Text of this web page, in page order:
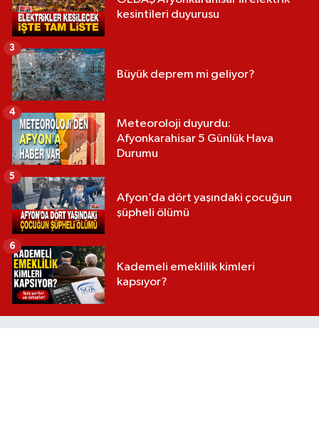
kesintileri duyurusu
Büyük deprem mi geliyor?
3
Meteoroloji duyurdu:
Afyonkarahisar 5 Günlük Hava
Durumu
4
Afyon’da dört yaşındaki çocuğun
şüpheli ölümü
5
Kademeli emeklilik kimleri
kapsıyor?
6